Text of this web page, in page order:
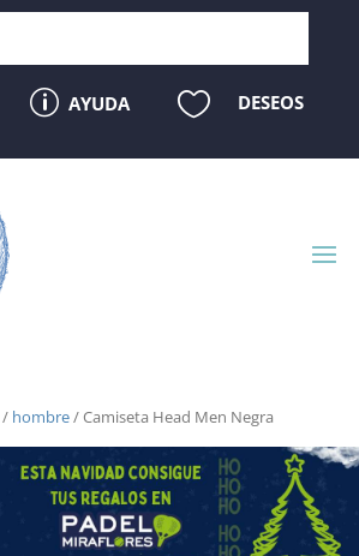
p AYUDA  DESEOS
/ hombre/ Camiseta Head Men Negra